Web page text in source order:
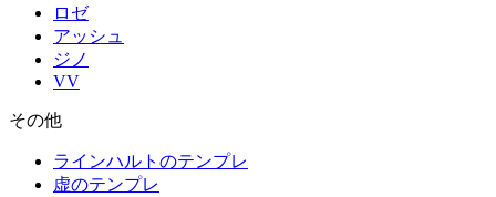
ロゼ
アッシュ
ジノ
VV
その他
ラインハルトのテンプレ
虚のテンプレ